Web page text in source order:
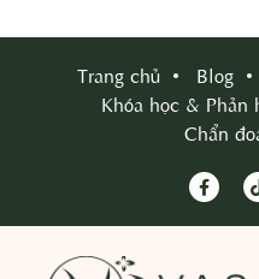
Trang chủ Blog
Khóa học & Phản
Chẩn